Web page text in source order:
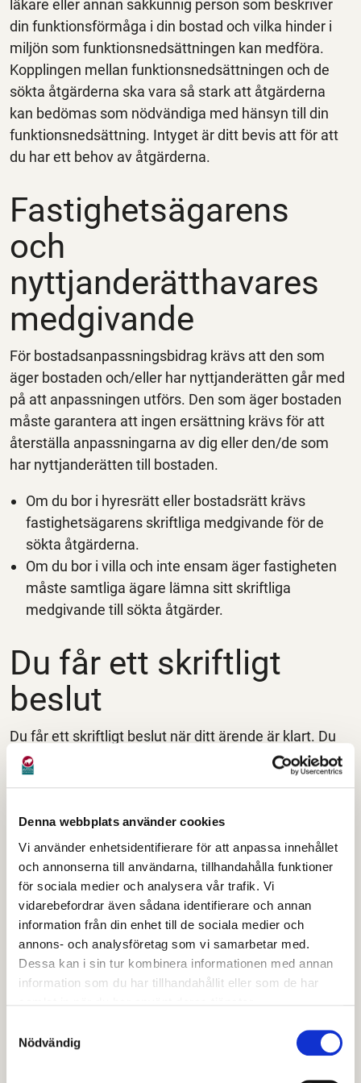
Denna webbplats använder cookies
Vi använder enhetsidentifierare för att anpassa innehållet
och annonserna till användarna, tillhandahålla funktioner
för sociala medier och analysera vår trafik. Vi
vidarebefordrar även sådana identifierare och annan
information från din enhet till de sociala medier och
annons- och analysföretag som vi samarbetar med.
Dessa kan i sin tur kombinera informationen med annan
information som du har tillhandahållit eller som de har
Nödvändig
läkare eller annan sakkunnig person som beskriver
din funktionsförmåga i din bostad och vilka hinder i
miljön som funktionsnedsättningen kan medföra.
Kopplingen mellan funktionsnedsättningen och de
sökta åtgärderna ska vara så stark att åtgärderna
kan bedömas som nödvändiga med hänsyn till din
funktionsnedsättning. Intyget är ditt bevis att för att
du har ett behov av åtgärderna.
Fastighetsägarens
och
nyttjanderätthavares
medgivande
För bostadsanpassningsbidrag krävs att den som
äger bostaden och/eller har nyttjanderätten går med
på att anpassningen utförs. Den som äger bostaden
måste garantera att ingen ersättning krävs för att
återställa anpassningarna av dig eller den/de som
har nyttjanderätten till bostaden.
Om du bor i hyresrätt eller bostadsrätt krävs
fastighetsägarens skriftliga medgivande för de
sökta åtgärderna.
Om du bor i villa och inte ensam äger fastigheten
måste samtliga ägare lämna sitt skriftliga
medgivande till sökta åtgärder.
Du får ett skriftligt
beslut
Du får ett skriftligt beslut när ditt ärende är klart. Du
får veta om du har fått ja på hela eller delar av din
ansökan. I beslutet kan du se vilka åtgärder som
åtgärden. Bidraget ska täcka kostnaden för
standardutförande för de åtgärder som beviljats.
Vid avslag betyder det att du fått nej på din ansökan.
Du har rätt att överklaga beslutet, både bifall- och
avslagsbeslut till förvaltningsdomstol inom tre
veckor.
Vem ansvarar för att
utföra anpassningen?